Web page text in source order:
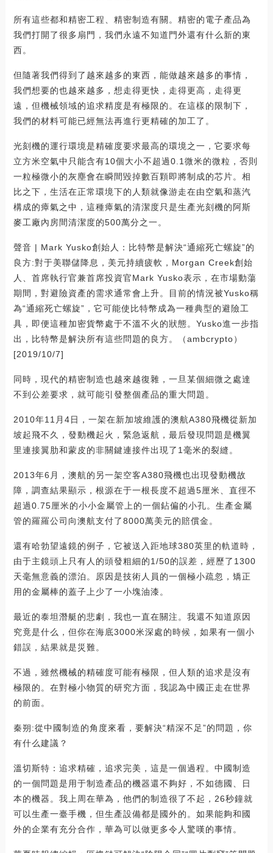
所有這些都和精密工程、精密制造有關。精密的電子產品為
我們打開了很多扇門，我們永遠不知道門外還有什么新的東
西。
但隨著我們得到了越來越多的東西，能做越來越多的事情，
我們想要的也越來越多，想走得更快，走得更高，走得更
遠，但機械領域的追求精度是有極限的。在這樣的限制下，
我們的材料可能已經無法再進行更精確的加工了。
光刻機的運行環境是精確度要求最高的環境之一，它要求每
立方米空氣中只能含有10個大小不超過0.1微米的微粒，否則
一粒極微小的灰塵會在瞬間毀掉數百顆即將制成的芯片。相
比之下，生活在正常環境下的人類就像游走在由空氣和蒸汽
構成的瘴氣之中，這種瘴氣的清潔度只是生產光刻機的阿斯
麥工廠內房間清潔度的500萬分之一。
聲音 | Mark Yusko創始人：比特幣是解決“通縮死亡螺旋”的
良方:對于美聯儲降息，美元持續疲軟，Morgan Creek創始
人、首席執行官兼首席投資官Mark Yusko表示，在市場動蕩
期間，對避險資產的需求通常會上升。目前的情況被Yusko稱
為“通縮死亡螺旋”，它可能使比特幣成為一種典型的避險工
具，即便這種加密貨幣處于不溫不火的狀態。Yusko進一步指
出，比特幣是解決所有這些問題的良方。（ambcrypto）
[2019/10/7]
同時，現代的精密制造也越來越復雜，一旦某個細微之處達
不到公差要求，就可能引發整個產品的重大問題。
2010年11月4日，一架在新加坡維護的澳航A380飛機從新加
坡起飛不久，發動機起火，緊急返航，最后發現問題是機翼
里連接翼肋和蒙皮的非關鍵連接件出現了1毫米的裂縫。
2013年6月，澳航的另一架空客A380飛機也出現發動機故
障，調查結果顯示，根源在于一根長度不超過5厘米、直徑不
超過0.75厘米的小小金屬管上的一個鉆偏的小孔。生產金屬
管的羅羅公司向澳航支付了8000萬美元的賠償金。
還有哈勃望遠鏡的例子，它被送入距地球380英里的軌道時，
由于主鏡頭上只有人的頭發粗細的1/50的誤差，經歷了1300
天毫無意義的漂泊。原因是技術人員的一個極小疏忽，矯正
用的金屬棒的蓋子上少了一小塊油漆。
最近的泰坦潛艇的悲劇，我也一直在關注。我還不知道原因
究竟是什么，但你在海底3000米深處的時候，如果有一個小
錯誤，結果就是災難。
不過，雖然機械的精確度可能有極限，但人類的追求是沒有
極限的。在對極小物質的研究方面，我認為中國正走在世界
的前面。
秦朔:從中國制造的角度來看，要解決“精深不足”的問題，你
有什么建議？
溫切斯特：追求精確，追求完美，這是一個過程。中國制造
的一個問題是用于制造產品的機器還不夠好，不如德國、日
本的機器。我上周在華為，他們的制造很了不起，26秒鐘就
可以生產一臺手機，但生產設備都是國外的。如果能夠和國
外的企業有充分合作，華為可以做更多令人驚嘆的事情。